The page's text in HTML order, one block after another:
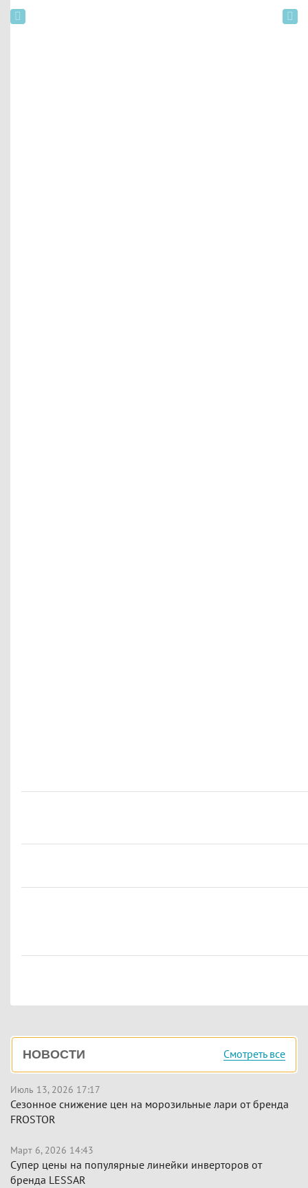
Боковая
панель
НОВОСТИ Смотреть все
Июль 13, 2026 17:17
Сезонное снижение цен на морозильные лари от бренда
FROSTOR
Март 6, 2026 14:43
Супер цены на популярные линейки инверторов от
бренда LESSAR